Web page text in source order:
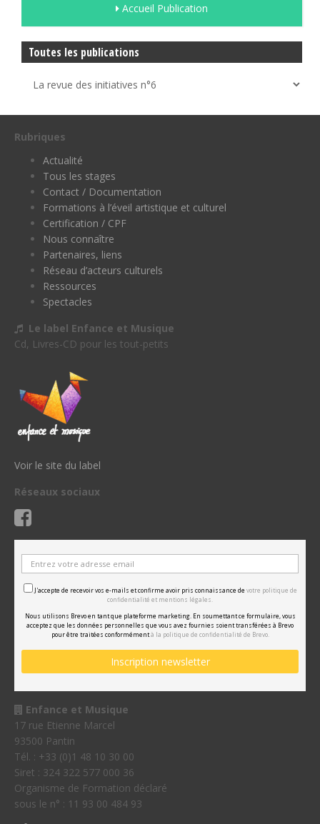
Accueil Publication
Toutes les publications
Rubriques
Actualité
Tous les stages
Contact / Documentation
Formations à l’éveil artistique et culturel
Certification / CPF
Nous connaître
Partenaires, liens
Réseau d’acteurs culturels
Ressources
Spectacles
Le label Enfance et Musique
Cd, Livres-CD pour les tout-petits
Voir le site du label
Réseaux sociaux
J'accepte de recevoir vos e-mails et confirme avoir pris connaissance de votre politique de
confidentialité et mentions légales.
Nous utilisons Brevo en tant que plateforme marketing. En soumettant ce formulaire, vous
acceptez que les données personnelles que vous avez fournies soient transférées à Brevo
pour être traitées conformémentà la politique de confidentialité de Brevo.
Enfance et Musique
17 rue Etienne Marcel
93500 Pantin
Tél. : +33 (0)1 48 10 30 00
Siret : 324 322 577 000 36
Organisme de Formation déclaré
sous le n° : 11 93 00 484 93